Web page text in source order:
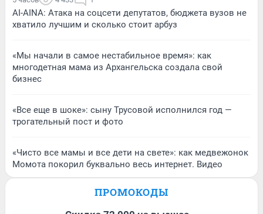
AI-AINA: Атака на соцсети депутатов, бюджета вузов не
хватило лучшим и сколько стоит арбуз
«Мы начали в самое нестабильное время»: как
многодетная мама из Архангельска создала свой
бизнес
«Все еще в шоке»: сыну Трусовой исполнился год —
трогательный пост и фото
«Чисто все мамы и все дети на свете»: как медвежонок
Момота покорил буквально весь интернет. Видео
ПРОМОКОДЫ